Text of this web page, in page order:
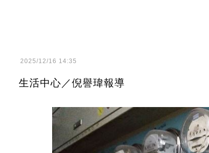
2025/12/16 14:35
生活中心／倪譽瑋報導